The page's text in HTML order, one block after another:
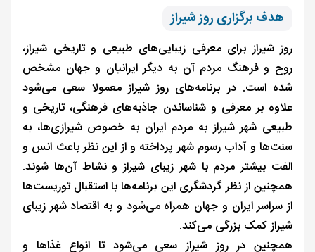
هدف برگزاری روز شیراز
روز شیراز برای معرفی زیبایی‌های طبیعی و تاریخی شیراز،
روح و فرهنگ مردم آن به دیگر ایرانیان و جهان مشخص
شده است. در برنامه‌های روز شیراز معمولا سعی می‌شود
علاوه بر معرفی و شناساندن جاذبه‌های فرهنگی، تاریخی و
طبیعی شهر شیراز به مردم ایران به خصوص شیرازی‌ها، به
سنت‌ها و آداب رسوم شهر پرداخته و از این نظر باعث انس و
الفت بیشتر مردم با شهر زیبای شیراز و نشاط آن‌ها شوند.
همچنین از نظر گردشگری این برنامه‌ها با استقبال توریست‌ها
از سراسر ایران و جهان همراه می‌شود و به اقتصاد شهر زیبای
شیراز کمک بزرگی می‌کند.
همچنین در روز شیراز سعی می‌شود تا انواع غذاها و